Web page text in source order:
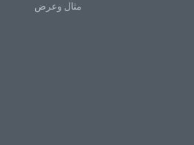
مثال وعرض